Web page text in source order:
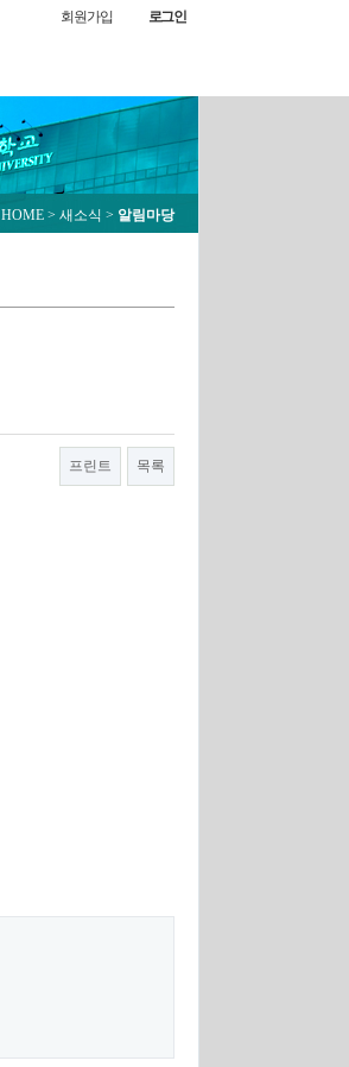
회원가입 로그인
HOME > 새소식 > 알림마당
프린트 목록